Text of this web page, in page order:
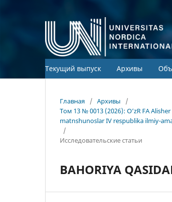
Текущий выпуск Архивы
Главная / Архивы
/
Том 13 № 0013 (2026): O‘zR FA
matnshunoslar IV respublika ilmiy-
/
Исследовательские статьи
BAHORIYA